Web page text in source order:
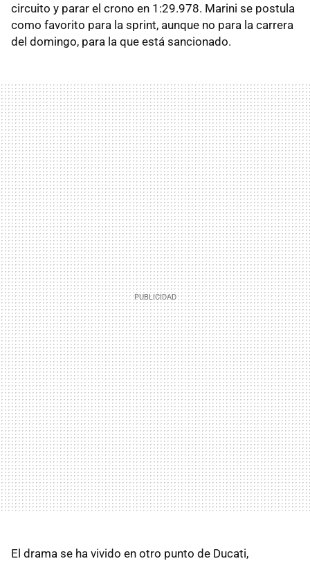
circuito y parar el crono en 1:29.978. Marini se postula
como favorito para la sprint, aunque no para la carrera
del domingo, para la que está sancionado.
El drama se ha vivido en otro punto de Ducati,